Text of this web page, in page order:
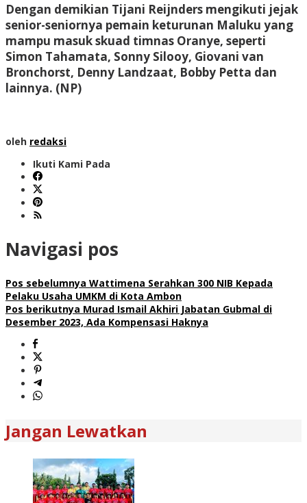
Dengan demikian Tijani Reijnders mengikuti jejak
senior-seniornya pemain keturunan Maluku yang
mampu masuk skuad timnas Oranye, seperti
Simon Tahamata, Sonny Silooy, Giovani van
Bronchorst, Denny Landzaat, Bobby Petta dan
lainnya. (NP)
oleh redaksi
Ikuti Kami Pada
Navigasi pos
Pos sebelumnya Wattimena Serahkan 300 NIB Kepada
Pelaku Usaha UMKM di Kota Ambon
Pos berikutnya Murad Ismail Akhiri Jabatan Gubmal di
Desember 2023, Ada Kompensasi Haknya
Jangan Lewatkan